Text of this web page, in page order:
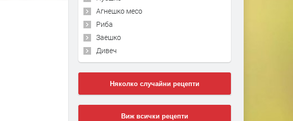
Агнешко месо
Риба
Заешко
Дивеч
Няколко случайни рецепти
Виж всички рецепти